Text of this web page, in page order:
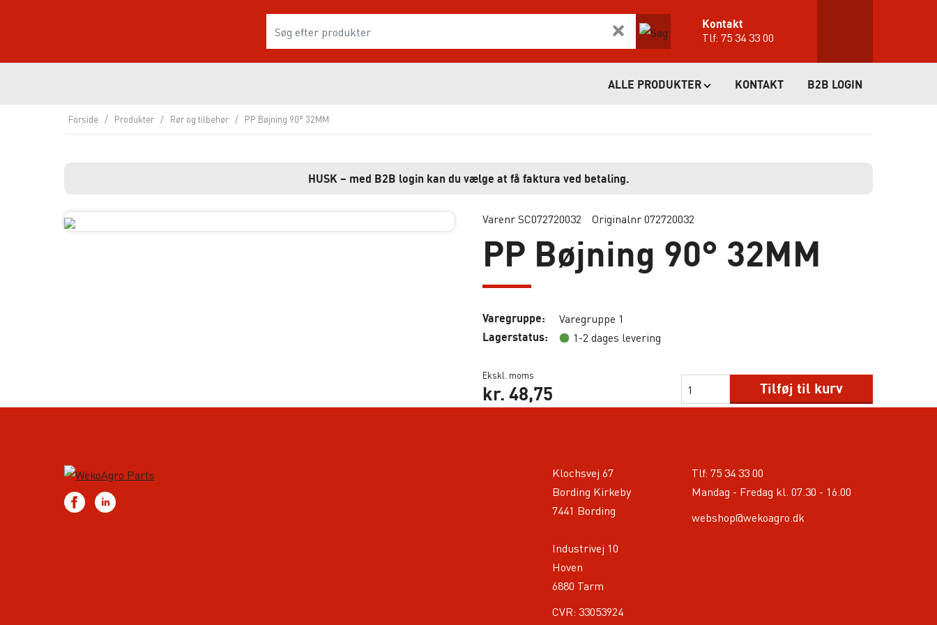
Kontakt
Tlf:75 34 33 00
ALLE PRODUKTER KONTAKT B2B LOGIN
Forside / Produkter / Rør og tilbehør / PP Bøjning 90° 32MM
HUSK – med B2B login kan du vælge at få faktura ved betaling.
Varenr SC072720032 Originalnr 072720032
PP Bøjning 90° 32MM
Varegruppe: Varegruppe 1
Lagerstatus: 1-2 dages levering
Ekskl. moms
kr. 48,75 Tilføj til kurv
Klochsvej 67
Bording Kirkeby
7441 Bording
Industrivej 10
Hoven
6880 Tarm
CVR: 33053924
Tlf: 75 34 33 00
Mandag - Fredag kl. 07.30 - 16.00
webshop@wekoagro.dk